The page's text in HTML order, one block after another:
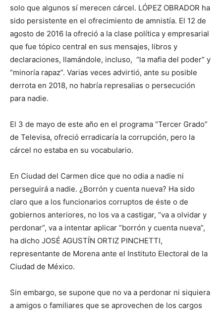
solo que algunos sí merecen cárcel. LÓPEZ OBRADOR ha
sido persistente en el ofrecimiento de amnistía. El 12 de
agosto de 2016 la ofreció a la clase política y empresarial
que fue tópico central en sus mensajes, libros y
declaraciones, llamándole, incluso, “la mafia del poder” y
“minoría rapaz”. Varias veces advirtió, ante su posible
derrota en 2018, no habría represalias o persecución
para nadie.
El 3 de mayo de este año en el programa “Tercer Grado”
de Televisa, ofreció erradicaría la corrupción, pero la
cárcel no estaba en su vocabulario.
En Ciudad del Carmen dice que no odia a nadie ni
perseguirá a nadie. ¿Borrón y cuenta nueva? Ha sido
claro que a los funcionarios corruptos de éste o de
gobiernos anteriores, no los va a castigar, “va a olvidar y
perdonar”, va a intentar aplicar “borrón y cuenta nueva”,
ha dicho JOSÉ AGUSTÍN ORTIZ PINCHETTI,
representante de Morena ante el Instituto Electoral de la
Ciudad de México.
Sin embargo, se supone que no va a perdonar ni siquiera
a amigos o familiares que se aprovechen de los cargos